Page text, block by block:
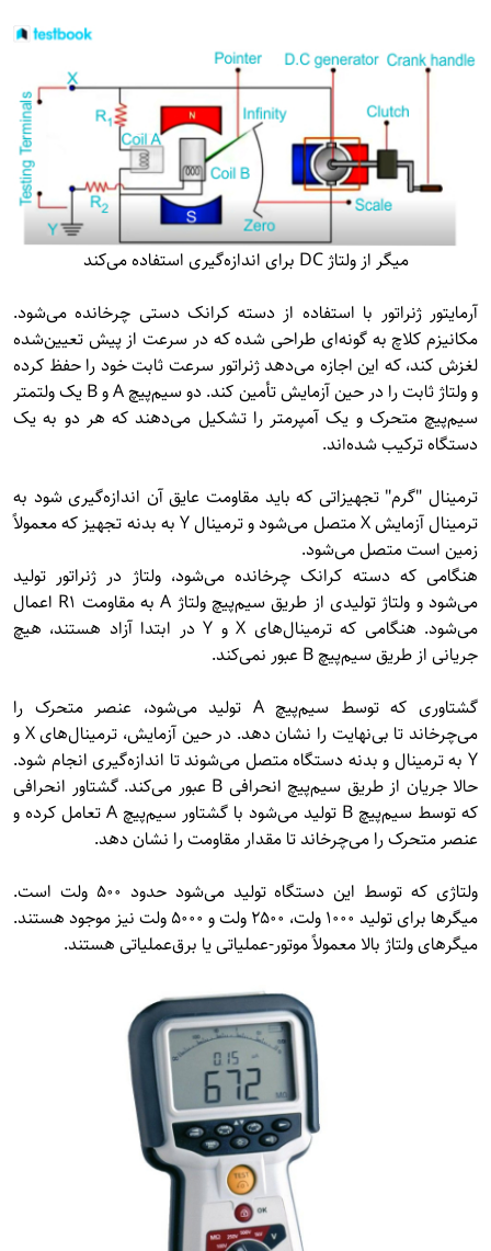
میگر از ولتاژ DC برای اندازه‌گیری استفاده می‌کند
آرمایتور ژنراتور با استفاده از دسته کرانک دستی چرخانده می‌شود.
مکانیزم کلاچ به گونه‌ای طراحی شده که در سرعت از پیش تعیین‌شده
لغزش کند، که این اجازه می‌دهد ژنراتور سرعت ثابت خود را حفظ کرده
و ولتاژ ثابت را در حین آزمایش تأمین کند. دو سیم‌پیچ A و B یک ولتمتر
سیم‌پیچ متحرک و یک آمپرمتر را تشکیل می‌دهند که هر دو به یک
دستگاه ترکیب شده‌اند.
ترمینال "گرم" تجهیزاتی که باید مقاومت عایق آن اندازه‌گیری شود به
ترمینال آزمایش X متصل می‌شود و ترمینال Y به بدنه تجهیز که معمولاً
زمین است متصل می‌شود.
هنگامی که دسته کرانک چرخانده می‌شود، ولتاژ در ژنراتور تولید
می‌شود و ولتاژ تولیدی از طریق سیم‌پیچ ولتاژ A به مقاومت R1 اعمال
می‌شود. هنگامی که ترمینال‌های X و Y در ابتدا آزاد هستند، هیچ
جریانی از طریق سیم‌پیچ B عبور نمی‌کند.
گشتاوری که توسط سیم‌پیچ A تولید می‌شود، عنصر متحرک را
می‌چرخاند تا بی‌نهایت را نشان دهد. در حین آزمایش، ترمینال‌های X و
Y به ترمینال و بدنه دستگاه متصل می‌شوند تا اندازه‌گیری انجام شود.
حالا جریان از طریق سیم‌پیچ انحرافی B عبور می‌کند. گشتاور انحرافی
که توسط سیم‌پیچ B تولید می‌شود با گشتاور سیم‌پیچ A تعامل کرده و
عنصر متحرک را می‌چرخاند تا مقدار مقاومت را نشان دهد.
ولتاژی که توسط این دستگاه تولید می‌شود حدود ۵۰۰ ولت است.
میگرها برای تولید ۱۰۰۰ ولت، ۲۵۰۰ ولت و ۵۰۰۰ ولت نیز موجود هستند.
میگرهای ولتاژ بالا معمولاً موتور-عملیاتی یا برق‌عملیاتی هستند.